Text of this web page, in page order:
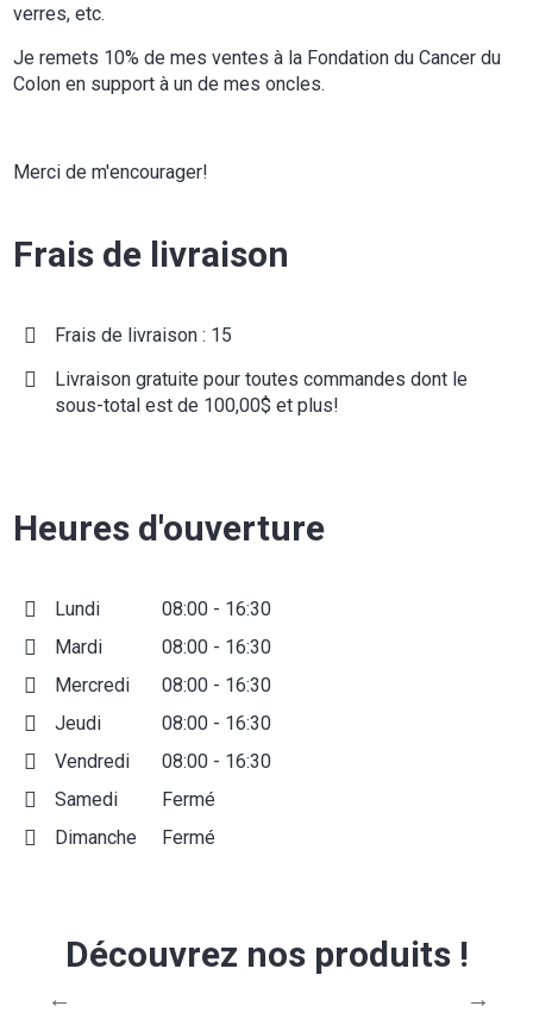
verres, etc.
Je remets 10% de mes ventes à la Fondation du Cancer du
Colon en support à un de mes oncles.
Merci de m'encourager!
Frais de livraison
Frais de livraison : 15
Livraison gratuite pour toutes commandes dont le
sous-total est de 100,00$ et plus!
Heures d'ouverture
Lundi
08:00 - 16:30
Mardi
08:00 - 16:30
Mercredi
08:00 - 16:30
Jeudi
08:00 - 16:30
Vendredi
08:00 - 16:30
Samedi
Fermé
Dimanche
Fermé
Découvrez nos produits !